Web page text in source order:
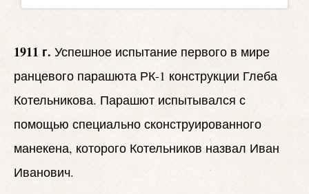
1911 г. Успешное испытание первого в мире
ранцевого парашюта РК-1 конструкции Глеба
Котельникова. Парашют испытывался с
помощью специально сконструированного
манекена, которого Котельников назвал Иван
Иванович.